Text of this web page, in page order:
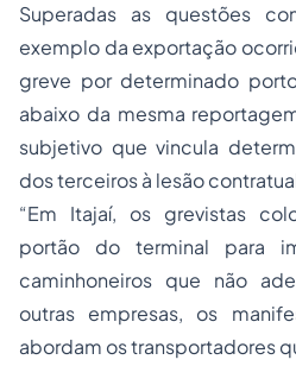
Superadas as questões
exemplo da exportação
greve por determinado
abaixo da mesma
subjetivo que vincula
dos terceiros à lesão
“Em Itajaí, os grevistas
portão do terminal para
caminhoneiros que não
outras empresas, os
abordam os transportadores